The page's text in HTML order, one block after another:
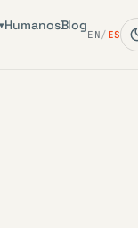
▾HumanosBlog
EN / ES